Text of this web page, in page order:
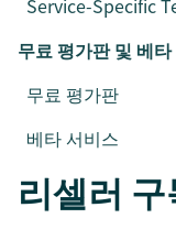
Service-Specific
무료 평가판 및 베
무료 평가판
베타 서비스
리셀러